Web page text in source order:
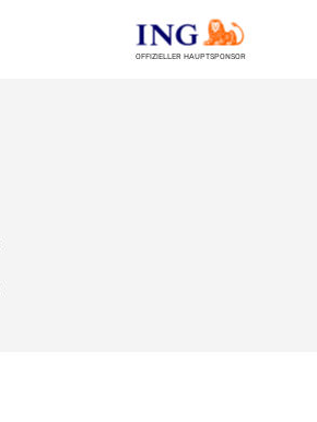
OFFIZIELLER HAUPTSPONSOR